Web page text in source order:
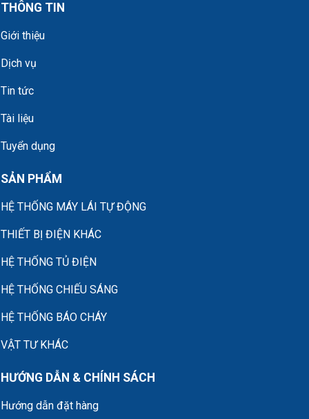
THÔNG TIN
Giới thiệu
Dịch vụ
Tin tức
Tài liệu
Tuyển dụng
SẢN PHẨM
HỆ THỐNG MÁY LÁI TỰ ĐỘNG
THIẾT BỊ ĐIỆN KHÁC
HỆ THỐNG TỦ ĐIỆN
HỆ THỐNG CHIẾU SÁNG
HỆ THỐNG BÁO CHÁY
VẬT TƯ KHÁC
HƯỚNG DẪN & CHÍNH SÁCH
Hướng dẫn đặt hàng